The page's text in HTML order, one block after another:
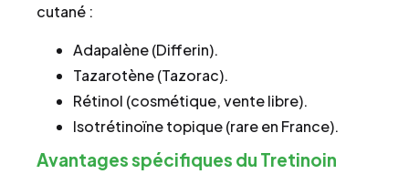
cutané :
Adapalène (Differin).
Tazarotène (Tazorac).
Rétinol (cosmétique, vente libre).
Isotrétinoïne topique (rare en France).
Avantages spécifiques du Tretinoin